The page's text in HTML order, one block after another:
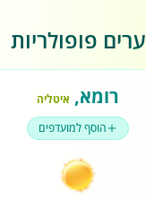
ערים פופולריות
רומא, איטליה
הוסף למועדפים